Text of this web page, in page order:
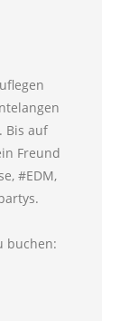
Bis auf
Freund
#EDM,
buchen: